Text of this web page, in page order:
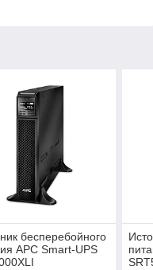
бесперебойного
APC Smart-UPS